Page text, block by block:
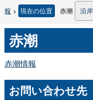
報 > 現在の位置 赤潮 沿
赤潮
赤潮情報
お問い合わせ先